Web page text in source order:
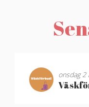
onsdag 2